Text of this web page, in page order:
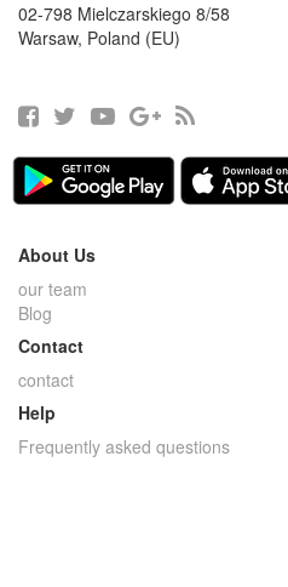
02-798 Mielczarskiego 8/58
Warsaw, Poland (EU)
About Us
our team
Blog
Contact
contact
Help
Frequently asked questions